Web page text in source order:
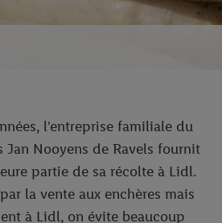
l'entreprise familiale du
Jan Nooyens de Ravels fournit
partie de sa récolte à Lidl.
la vente aux enchères mais
à Lidl, on évite beaucoup